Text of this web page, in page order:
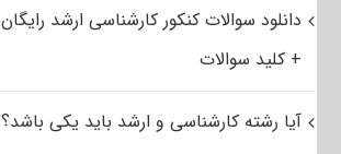
دانلود سوالات کنکور کارشناسی ارشد رایگان
+ کلید سوالات
آیا رشته کارشناسی و ارشد باید یکی باشد؟